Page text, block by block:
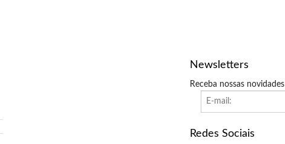
Newsletters
Receba nossas novidades
Redes Sociais